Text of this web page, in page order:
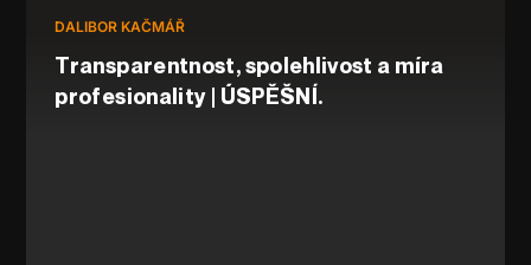
DALIBOR KAČMÁŘ
Transparentnost, spolehlivost a míra
profesionality | ÚSPĚŠNÍ.